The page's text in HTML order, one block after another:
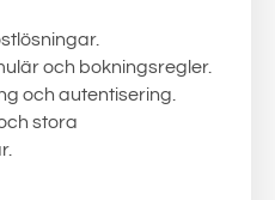
och bokningsregler.
och autentisering.
stora